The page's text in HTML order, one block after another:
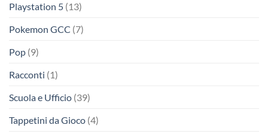
Playstation 5 (13)
Pokemon GCC (7)
Pop (9)
Racconti (1)
Scuola e Ufficio (39)
Tappetini da Gioco (4)